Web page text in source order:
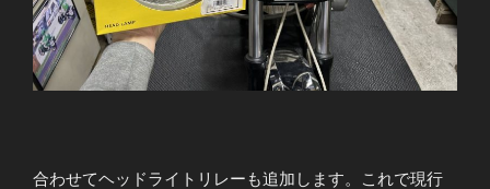
合わせてヘッドライトリレーも追加します。これで現行